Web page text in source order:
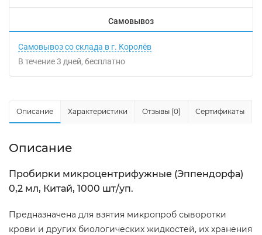
Самовывоз
Самовывоз со склада в г. Королёв
В течение3 дней Бесплатно
Описание Характеристики Отзывы (0) Сертификаты
Описание
Пробирки микроцентрифужные (Эппендорфа)
0,2 мл, Китай, 1000 шт/уп.
Предназначена для взятия микропроб сыворотки
крови и других биологических жидкостей, их хранения